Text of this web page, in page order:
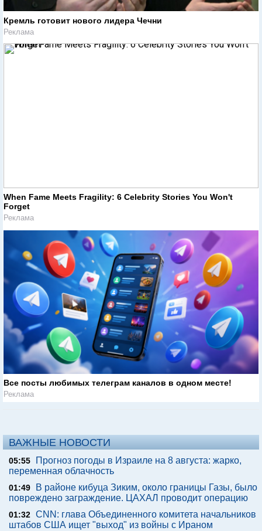
Кремль готовит нового лидера Чечни
Реклама
When Fame Meets Fragility: 6 Celebrity Stories You Won't
Forget
Реклама
Все посты любимых телеграм каналов в одном месте!
Реклама
ВАЖНЫЕ НОВОСТИ
05:55
Прогноз погоды в Израиле на 8 августа: жарко,
переменная облачность
01:49
В районе кибуца Зиким, около границы Газы, было
повреждено заграждение. ЦАХАЛ проводит операцию
01:32 CNN: глава Объединенного комитета начальников
штабов США ищет "выход" из войны с Ираном